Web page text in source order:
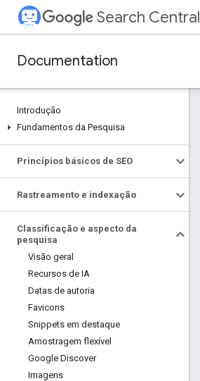
Search Central
Documentation
Introdução
Fundamentos da Pesquisa
Princípios básicos de SEO
Rastreamento e indexação
Classificação e aspecto da
pesquisa
Visão geral
Recursos de IA
Datas de autoria
Favicons
Snippets em destaque
Amostragem flexível
Google Discover
Imagens